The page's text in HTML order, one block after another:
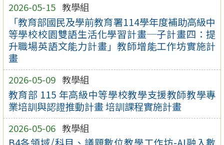
2026-05-15 教學組
「教育部國民及學前教育署114學年度補助高級中
等學校校園雙語生活化學習計畫─子計畫四：提
升職場英語文能力計畫」教師增能工作坊實施計
畫
2026-05-09 教學組
教育部 115 年高級中等學校教學支援教師教學專
業培訓與認證推動計畫 培訓課程實施計畫
2026-05-06 教學組